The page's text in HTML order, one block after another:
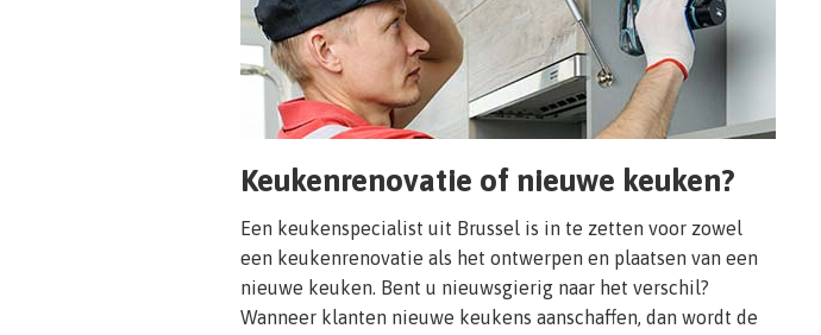
Keukenrenovatie of nieuwe keuken?
Een keukenspecialist uit Brussel is in te zetten voor zowel
een keukenrenovatie als het ontwerpen en plaatsen van een
nieuwe keuken. Bent u nieuwsgierig naar het verschil?
Wanneer klanten nieuwe keukens aanschaffen, dan wordt de